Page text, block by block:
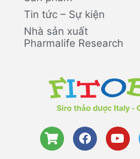
Tin tức – Sự kiện
Nhà sản xuất
Pharmalife Research